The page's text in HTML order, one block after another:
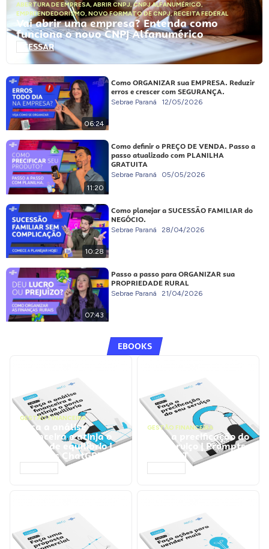
ABERTURA DE EMPRESA, ABRIR CNPJ,CNPJ ALFANUMÉRICO,
EMPREENDEDORISMO, NOVO FORMATO DE CNPJ,RECEITA FEDERAL
Vai abrir uma empresa? Entenda como
funciona o novo CNPJ Alfanumérico
ACESSAR
06:24
Como ORGANIZAR sua EMPRESA. Reduzir
erros e crescer com SEGURANÇA.
Sebrae Paraná 12/05/2026
11:20
Como definir o PREÇO DE VENDA. Passo a
passo atualizado com PLANILHA
GRATUITA
Sebrae Paraná 05/05/2026
10:28
Como planejar a SUCESSÃO FAMILIAR do
NEGÓCIO.
Sebrae Paraná 28/04/2026
07:43
Passo a passo para ORGANIZAR sua
PROPRIEDADE RURAL
Sebrae Paraná 21/04/2026
EBOOKS
GESTÃO FINANCEIRA
Faça a análise
financeira e atinja o
ponto de equilíbrio |
Prompts ChatGPT
GESTÃO FINANCEIRA
Faça a precificação do
seu serviço | Prompts
ChatGPT